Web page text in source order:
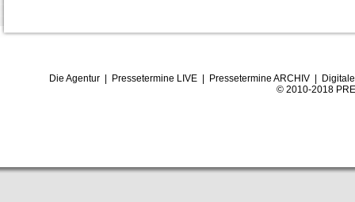
Die Agentur| Pressetermine LIVE| Pressetermine ARCHIV|
© 2010-2018